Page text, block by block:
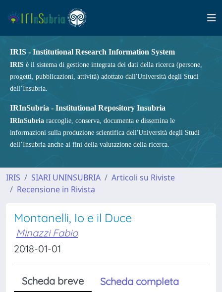
IRIS - Institutional Research Information System
IRIS è il sistema di gestione integrata dei dati della ricerca (persone,
progetti, pubblicazioni, attività) adottato dall'Università degli Studi
dell’Insubria.
IRInSubria - Institutional Repository Insubria
IRInSubria raccoglie, conserva, documenta e dissemina le
informazioni sulla produzione scientifica dell'Università degli Studi
dell’Insubria anche ai fini della valutazione della ricerca.
IRIS SIARI UNINSUBRIA
Articoli su Riviste
Recensione in Rivista
Montanelli, Io e il Duce
Minazzi Fabio
2018-01-01
Scheda breve
Scheda completa